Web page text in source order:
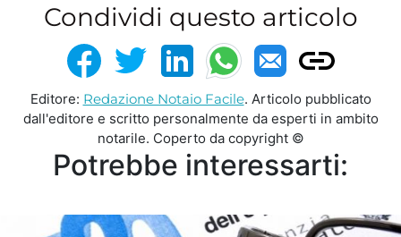
Condividi questo articolo
Editore: Redazione Notaio Facile. Articolo pubblicato
dall'editore e scritto personalmente da esperti in ambito
notarile. Coperto da copyright ©
Potrebbe interessarti: